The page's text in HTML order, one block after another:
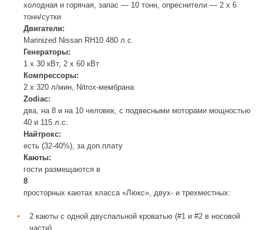
холодная и горячая, запас — 10 тонн, опреснители — 2 х 6
тонн/сутки
Двигатели:
Marinized Nissan RH10 480 л.с.
Генераторы:
1 х 30 кВт, 2 х 60 кВт
Компрессоры:
2 х 320 л/мин, Nitrox-мембрана
Zodiac:
два, на 8 и на 10 человек, с подвесными моторами мощностью
40 и 115 л.с.
Найтрокс:
есть (32-40%), за доп.плату
Каюты:
гости размещаются в
8
просторных каютах класса «Люкс», двух- и трехместных:
2 каюты с одной двуспальной кроватью (#1 и #2 в носовой
части)